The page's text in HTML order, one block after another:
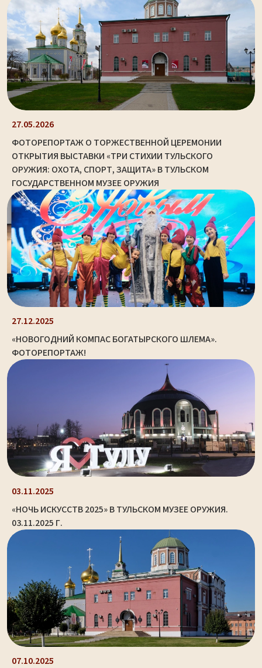
27.05.2026
ФОТОРЕПОРТАЖ О ТОРЖЕСТВЕННОЙ ЦЕРЕМОНИИ
ОТКРЫТИЯ ВЫСТАВКИ «ТРИ СТИХИИ ТУЛЬСКОГО
ОРУЖИЯ: ОХОТА, СПОРТ, ЗАЩИТА» В ТУЛЬСКОМ
ГОСУДАРСТВЕННОМ МУЗЕЕ ОРУЖИЯ
27.12.2025
«НОВОГОДНИЙ КОМПАС БОГАТЫРСКОГО ШЛЕМА».
ФОТОРЕПОРТАЖ!
03.11.2025
«НОЧЬ ИСКУССТВ 2025» В ТУЛЬСКОМ МУЗЕЕ ОРУЖИЯ.
03.11.2025 Г.
07.10.2025